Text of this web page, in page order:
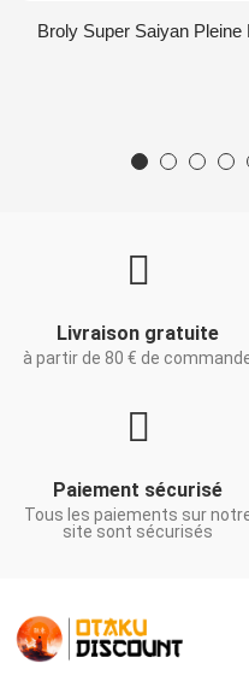
Broly Super Saiyan
Livraison gratuite
à partir de 80 € de
Paiement sécurisé
Tous les paiements sur
site sont sécurisés